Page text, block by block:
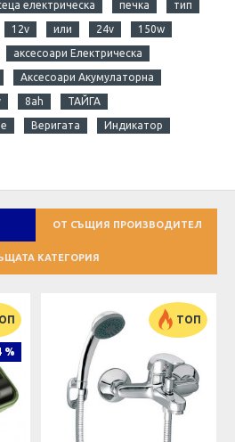
електрическа печка тип
12v или 24v 150w
аксесоари Електрическа
Аксесоари Акумулаторна
8ah ТАЙГА
Веригата Индикатор
ОТ СЪЩИЯ ПРОИЗВОДИТЕЛ
КАТЕГОРИЯ
%
ТОП